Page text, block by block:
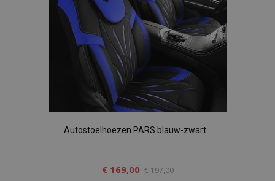
Autostoelhoezen PARS blauw-zwart
€ 169,00 € 197,00